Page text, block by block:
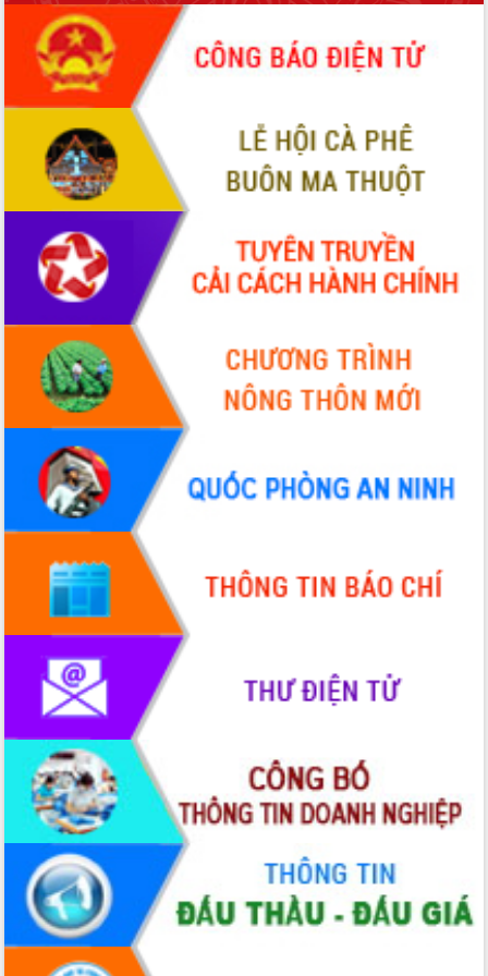
món ăn từ sầu riêng
Đắk Lắk công bố Quy hoạch và xúc
tiến đầu tư tỉnh
Ngành cá ngừ Đắk Lắk chủ động thích
ứng để giữ vững thị trường xuất khẩu
Diễn đàn Kinh tế tư nhân Việt Nam đột
phá cơ chế - Hợp tác công tư
Đề án 06 tạo bước ngoặt đột phá trong
cải cách hành chính tỉnh Đắk Lắk
Kết nối tour, đẩy mạnh chuyển đổi số
để phát triển du lịch Đắk Lắk
Khởi động Dự án Đầu tư xây dựng hạ
tầng kỹ thuật Cụm công nghiệp Tân
Tiến
Gặp mặt các cơ quan báo chí nhân Kỷ
niệm 101 năm Ngày Báo chí Cách
mạng Việt Nam
Đắk Lắk sơ kết 4 năm triển khai thực
hiện Đề án 06 của Chính phủ
Họp báo thông tin về Hội nghị Công bố
Quy hoạch và Xúc tiến đầu tư tỉnh Đắk
Khơi thông điểm nghẽn, đẩy nhanh
giải ngân vốn khắc phục thiên tai
HĐND tỉnh thông qua điều chỉnh Quy
hoạch tỉnh thời kỳ 2021-2030
Hội thảo góp ý hồ sơ điều chỉnh quy
hoạch tỉnh Đắk Lắk thời kỳ 2021-2030,
tầm nhìn đến năm 2050
Nâng cao hiệu quả hoạt động của các
doanh nghiệp nhà nước
Hội nghị triển khai kết nối mạng
truyền số liệu chuyên dùng phục vụ cơ
quan Đảng, Nhà nước
Lễ phát động chuỗi hoạt động chung
tay làm sạch môi trường
Xã Ea Kar bước chuyển mình trong
công tác cải cách hành chính mô hình
mới
UBND tỉnh họp báo định kỳ tháng 4
năm 2026